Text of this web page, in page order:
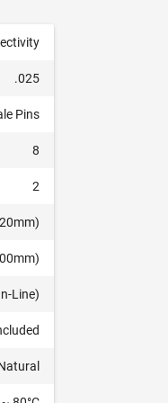
.025
Pins
8
2
Line)